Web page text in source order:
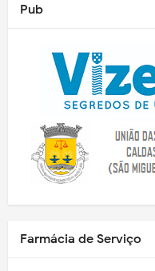
Pub
Farmácia de Serviço